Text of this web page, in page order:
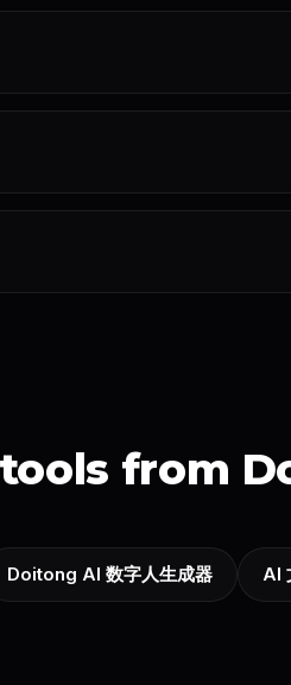
from
Doitong AI 数字人生成器 AI